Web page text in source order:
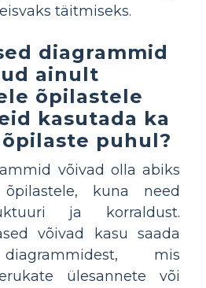
täitmiseks.
diagrammid
ainult
õpilastele
kasutada ka
puhul?
võivad olla abiks
kuna need
ja korraldust.
võivad kasu saada
mis
ülesannete või